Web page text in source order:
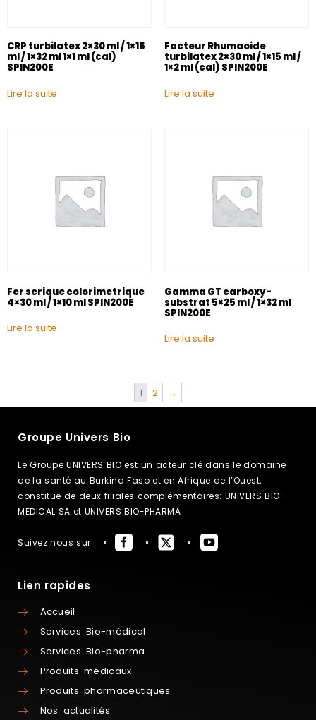
CRP turbilatex 2×30 ml / 1×15
ml / 1×32 ml 1×1 ml (cal)
SPIN200E
Lire la suite
Facteur Rhumaoide
turbilatex 2×30 ml / 1×15 ml /
1×2 ml (cal) SPIN200E
Lire la suite
Fer serique colorimetrique
4×30 ml / 1×10 ml SPIN200E
Lire la suite
Gamma GT carboxy-
substrat 5×25 ml / 1×32 ml
SPIN200E
Lire la suite
1 2 →
Groupe Univers Bio
Le Groupe UNIVERS BIO est un acteur clé dans le domaine
de la santé au Burkina Faso et en Afrique de l’Ouest,
constitué de deux filiales complémentaires: UNIVERS BIO-
MEDICAL SA et UNIVERS BIO-PHARMA
Suivez nous sur :
Lien rapides
Accueil
Services Bio-médical
Services Bio-pharma
Produits médicaux
Produits pharmaceutiques
Nos actualités